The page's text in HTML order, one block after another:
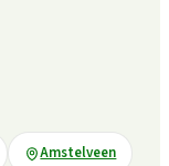
Amstelveen